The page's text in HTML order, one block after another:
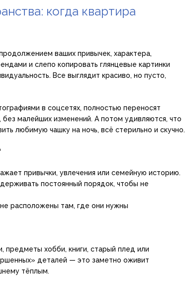
когда квартира
ваших привычек, характера,
и слепо копировать глянцевые картинки
Все выглядит красиво, но пусто,
в соцсетях, полностью переносят
малейших изменений. А потом удивляются, что
любимую чашку на ночь, всё стерильно и скучно.
привычки, увлечения или семейную историю.
постоянный порядок, чтобы не
расположены там, где они нужны
предметы хобби, книги, старый плед или
деталей — это заметно оживит
тёплым.